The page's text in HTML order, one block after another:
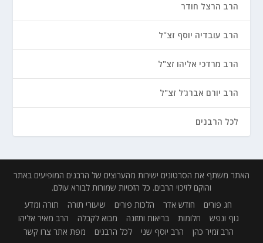
הרב הרצל חודר
הרב עובדיה יוסף זצ"ל
הרב מרדכי אליהו זצ"ל
הרב יורם אברג'ל זצ"ל
לכל הרבנים
האתר משתף את הסרטונים ישירות מהערוצים של הרבנים המופיעים באתר
והוקם לזיכוי הרבים. כל הזכויות שמורות לבורא עולם.
חג פורים
חודש אדר הלכות פורים שיעורי תורה
תורה ומדע
גוף ונפש
חלומות בריאות ותזונה מבוא לקבלה
הרב מאיר אליהו
הרב זמיר כהן
הרב יוסף שני לכל הרבנים מפת אתר צרו קשר